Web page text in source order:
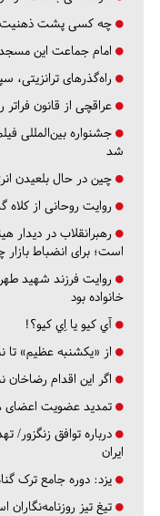
چه کسی پشت ذهنیت
امام جماعت این مسجد در ۳ سال، نمازگزاران را ۴
راه‌گذرهای ترانزیتی،
عراقچی از قانون
جشنواره بین‌المللی
شد
چین در حال بلعیدن
روایت روحانی از کلاه
رهبرانقلاب در
است؛ برای انضباط
روایت فرزند شهید
خانواده بود
آي كيو يا اِي كيو؟!
از «یکشنبه عظیم» تا
اگر این اقدام رضاخان
تمدید عضویت اعضای
درباره توافق
ایران
یزد: دوره جامع ترک
تیغ تیز روزنامه‌نگاران